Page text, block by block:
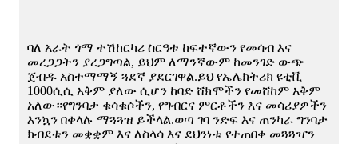
ባለ አራት ጎማ ተሽከርካሪ ስርዓቱ ከፍተኛውን የመሳብ እና
መረጋጋትን ያረጋግጣል, ይህም ለማንኛውም ከመንገድ ውጭ
ጀብዱ አስተማማኝ ጓደኛ ያደርገዋል.ይህ የኤሌክትሪክ ዩቲቪ
1000ሲሲ አቅም ያለው ሲሆን ከባድ ሸክሞችን የመሸከም አቅም
አለው።የግንባታ ቁሳቁሶችን, የግብርና ምርቶችን እና መሳሪያዎችን
እንኳን በቀላሉ ማጓጓዝ ይችላል.ወጣ ገባ ንድፍ እና ጠንካራ ግንባታ
ክብደቱን መቋቋም እና ለስላሳ እና ደህንነቱ የተጠበቀ መጓጓዣን